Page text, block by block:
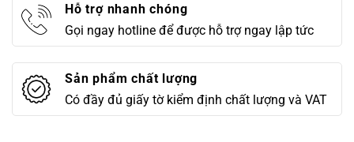
Hỗ trợ nhanh chóng
Gọi ngay hotline để được hỗ trợ ngay lập tức
Sản phẩm chất lượng
Có đầy đủ giấy tờ kiểm định chất lượng và VAT